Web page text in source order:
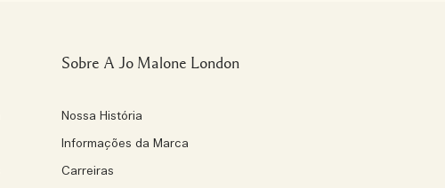
Sobre A Jo Malone London
Nossa História
Informações da Marca
Carreiras